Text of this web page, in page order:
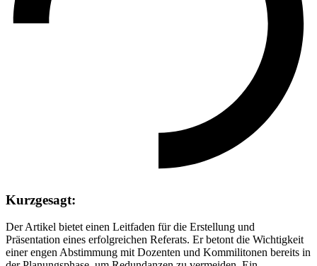
Kurzgesagt:
Der Artikel bietet einen Leitfaden für die Erstellung und
Präsentation eines erfolgreichen Referats. Er betont die Wichtigkeit
einer engen Abstimmung mit Dozenten und Kommilitonen bereits in